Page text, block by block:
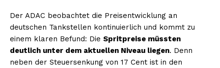
Der ADAC beobachtet die Preisentwicklung an
deutschen Tankstellen kontinuierlich und kommt zu
einem klaren Befund: Die Spritpreise müssten
deutlich unter dem aktuellen Niveau liegen. Denn
neben der Steuersenkung von 17 Cent ist in den